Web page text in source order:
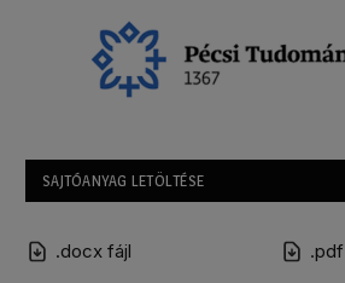
SAJTÓANYAG LETÖLTÉSE
.docx fájl